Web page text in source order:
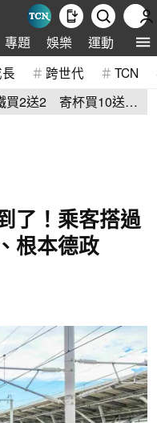
專題 娛樂 運動 全球
跨世代 TCN
買2送2 寄杯買10送
了！乘客搭過
根本德政